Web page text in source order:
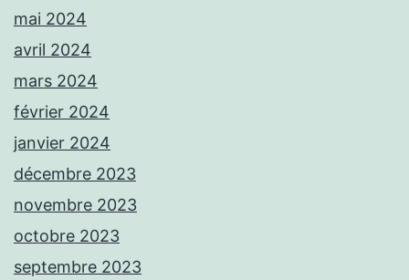
mai 2024
avril 2024
mars 2024
février 2024
janvier 2024
décembre 2023
novembre 2023
octobre 2023
septembre 2023